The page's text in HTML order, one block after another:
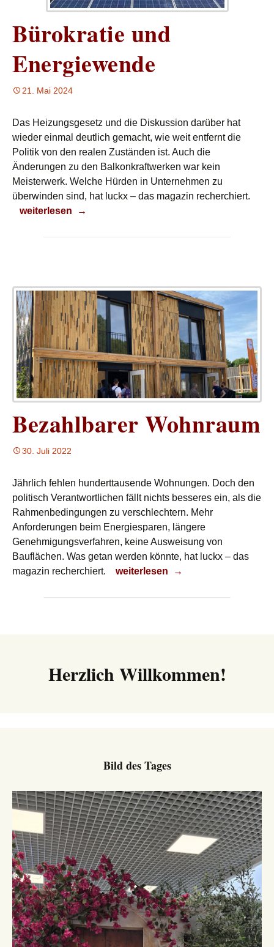
Bürokratie und
Energiewende
21. Mai 2024
Das Heizungsgesetz und die Diskussion darüber hat
wieder einmal deutlich gemacht, wie weit entfernt die
Politik von den realen Zuständen ist. Auch die
Änderungen zu den Balkonkraftwerken war kein
Meisterwerk. Welche Hürden in Unternehmen zu
überwinden sind, hat luckx – das magazin recherchiert.
Bürokratie und Energiewende
weiterlesen →
Bezahlbarer Wohnraum
30. Juli 2022
Jährlich fehlen hunderttausende Wohnungen. Doch den
politisch Verantwortlichen fällt nichts besseres ein, als die
Rahmenbedingungen zu verschlechtern. Mehr
Anforderungen beim Energiesparen, längere
Genehmigungsverfahren, keine Ausweisung von
Bauflächen. Was getan werden könnte, hat luckx – das
magazin recherchiert.
Bezahlbarer Wohnraum
weiterlesen →
Herzlich Willkommen!
Bild des Tages